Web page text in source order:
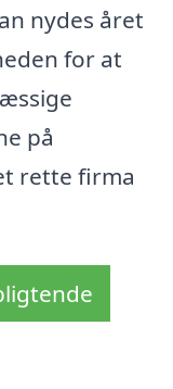
nydes året
for at
på
rette firma